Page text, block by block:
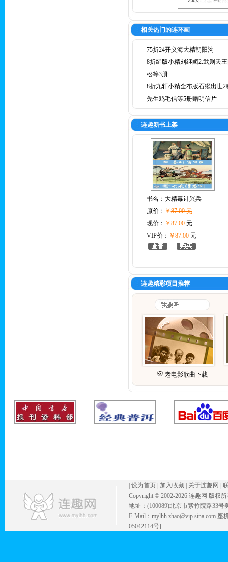
相关热门的连环画
75折24开义海大精朝阳沟
8折绢版小精刘继卣2.武则天
松等3册
8折九轩小精全布版石猴出世2
先生鸡毛信等5册赠明信片
连趣新书上架
书名： 大精毒计兴兵
原价： ￥87.00 元
现价： ￥87.00元
VIP价： ￥87.00元
连趣精彩项目推荐
老电影歌曲下载
设为首页 加入收藏 关于连趣网
Copyright © 2002-2026 连趣网 版权
地址：(100089)北京市紫竹院路33号
E-Mail：mylhh.zhao@vip.sina.com
05042114号]